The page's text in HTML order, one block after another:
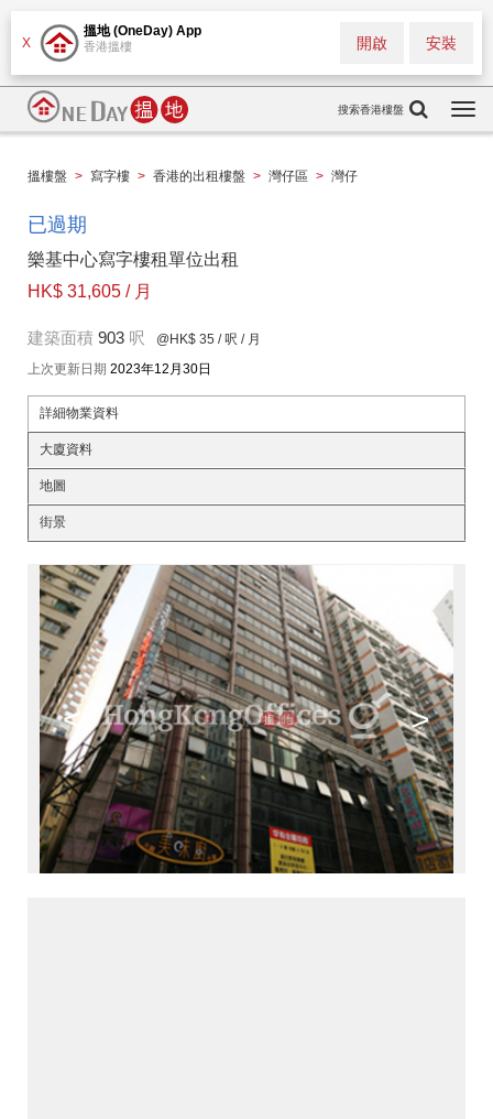
X
搵地 (OneDay) App
香港搵樓 安裝
開啟
搜索香港樓盤
搵樓盤 > 寫字樓 > 香港的出租樓盤 > 灣仔區 > 灣仔
已過期
樂基中心寫字樓租單位出租
HK$ 31,605 / 月
建築面積 903 呎 @HK$ 35 / 呎 / 月
上次更新日期 2023年12月30日
詳細物業資料
大廈資料
地圖
街景
< >